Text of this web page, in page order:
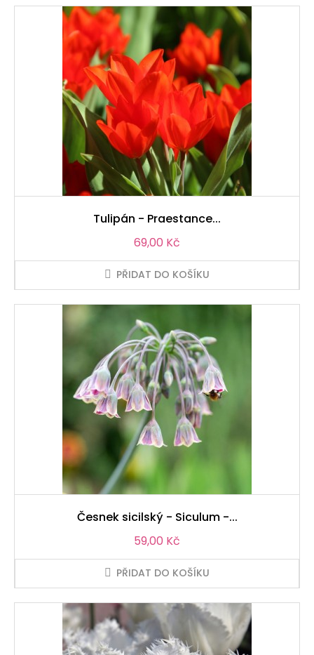
Tulipán - Praestance...
Cena
69,00 Kč
PŘIDAT DO KOŠÍKU
Česnek sicilský - Siculum -...
Cena
59,00 Kč
PŘIDAT DO KOŠÍKU